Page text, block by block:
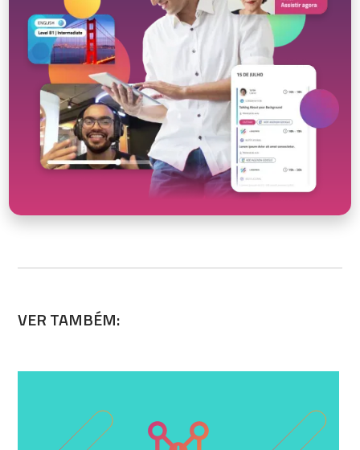
VER TAMBÉM: